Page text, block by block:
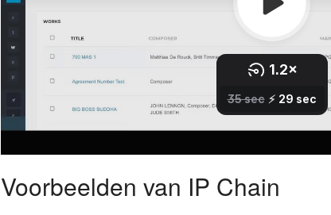
Voorbeelden van IP Chain